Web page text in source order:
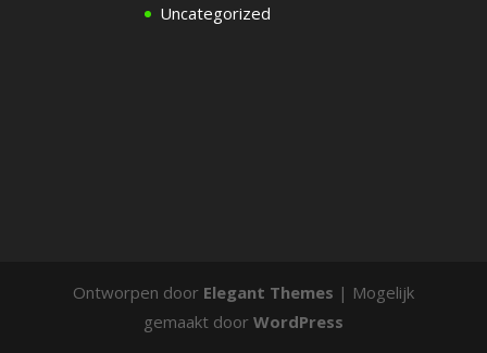
Uncategorized
Ontworpen door Elegant Themes | Mogelijk
gemaakt door WordPress